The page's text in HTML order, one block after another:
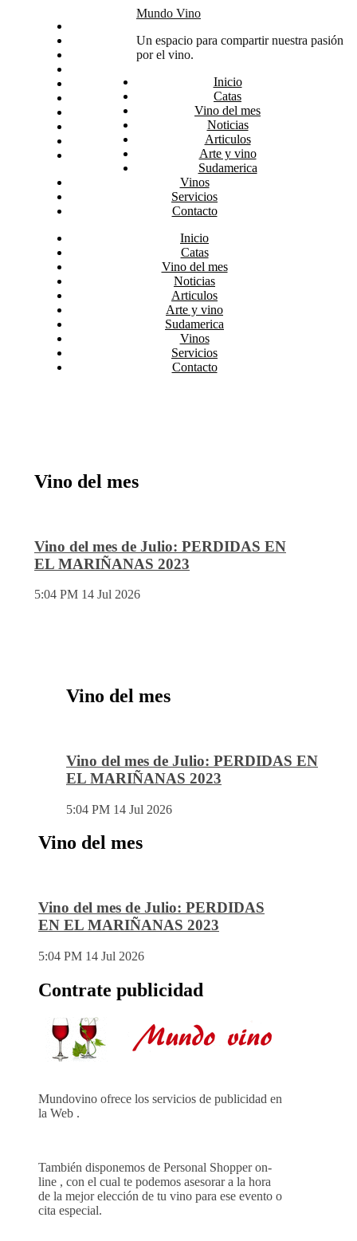
Arte y vino
Sudamerica
Mundo Vino
Un espacio para compartir nuestra pasión
por el vino.
Inicio
Catas
Vino del mes
Noticias
Articulos
Arte y vino
Sudamerica
Vinos
Servicios
Contacto
Inicio
Catas
Vino del mes
Noticias
Articulos
Arte y vino
Sudamerica
Vinos
Servicios
Contacto
Vino del mes
Vino del mes de Julio: PERDIDAS EN
EL MARIÑANAS 2023
5:04 PM 14 Jul 2026
Vino del mes
Vino del mes de Julio: PERDIDAS EN
EL MARIÑANAS 2023
5:04 PM 14 Jul 2026
Vino del mes
Vino del mes de Julio: PERDIDAS
EN EL MARIÑANAS 2023
5:04 PM 14 Jul 2026
Contrate publicidad
Mundovino ofrece los servicios de publicidad en
la Web .
También disponemos de Personal Shopper on-
line , con el cual te podemos asesorar a la hora
de la mejor elección de tu vino para ese evento o
cita especial.